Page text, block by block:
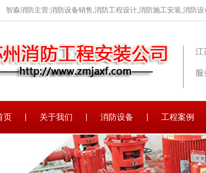
智淼消防主营:消防设备销售,消防工程设计,消防施工安装,消防
江
服
页 关于我们 消防设备 工程案例